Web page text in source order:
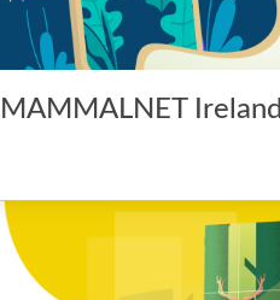
MAMMALNET Ireland